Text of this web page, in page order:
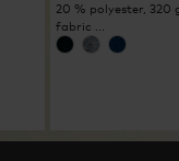
20 % polyester, 320
fabric ...